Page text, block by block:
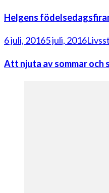
Helgens
6 juli, 20165 juli, 2016
Att njuta av sommar och